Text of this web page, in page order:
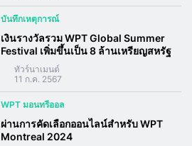
บันทึกเหตุการณ์
เงินรางวัลรวม WPT Global Summer
Festival เพิ่มขึ้นเป็น 8 ล้านเหรียญสหรัฐ
ทัวร์นาเมนต์
11 ก.ค. 2567
WPT มอนทรีออล
ผ่านการคัดเลือกออนไลน์สำหรับ WPT
Montreal 2024